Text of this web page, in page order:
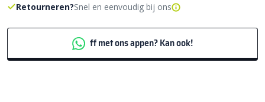
Retourneren?Snel en eenvoudig bij ons
ff met ons appen? Kan ook!